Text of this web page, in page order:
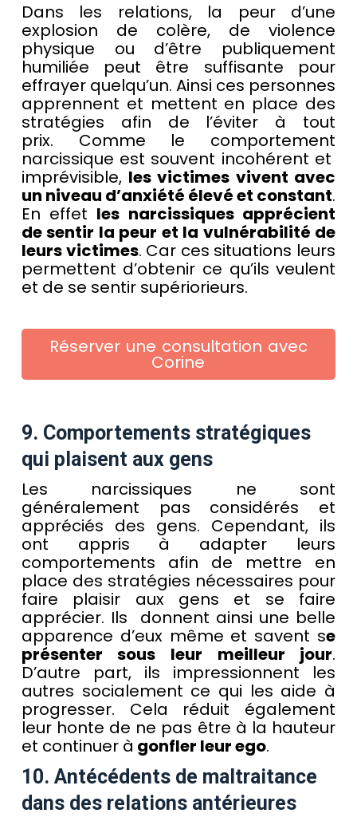
Dans les relations, la peur d’une
explosion de colère, de violence
physique ou d’être publiquement
humiliée peut être suffisante pour
effrayer quelqu’un. Ainsi ces personnes
apprennent et mettent en place des
stratégies afin de l’éviter à tout
prix. Comme le comportement
narcissique est souvent incohérent et
imprévisible, les victimes vivent avec
un niveau d’anxiété élevé et constant.
En effet les narcissiques apprécient
de sentir la peur et la vulnérabilité de
leurs victimes. Car ces situations leurs
permettent d’obtenir ce qu’ils veulent
et de se sentir supériorieurs.
Réserver une consultation avec
Corine
9. Comportements stratégiques
qui plaisent aux gens
Les narcissiques ne sont
généralement pas considérés et
appréciés des gens. Cependant, ils
ont appris à adapter leurs
comportements afin de mettre en
place des stratégies nécessaires pour
faire plaisir aux gens et se faire
apprécier. Ils donnent ainsi une belle
apparence d’eux même et savent se
présenter sous leur meilleur jour.
D’autre part, ils impressionnent les
autres socialement ce qui les aide à
progresser. Cela réduit également
leur honte de ne pas être à la hauteur
et continuer à gonfler leur ego.
10. Antécédents de maltraitance
dans des relations antérieures